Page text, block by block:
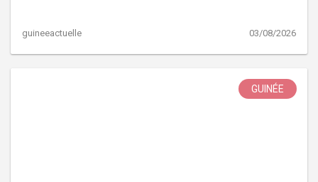
guineeactuelle 03/08/2026
GUINÉE